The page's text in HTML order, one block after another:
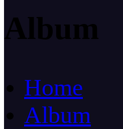
Album
Home
Album